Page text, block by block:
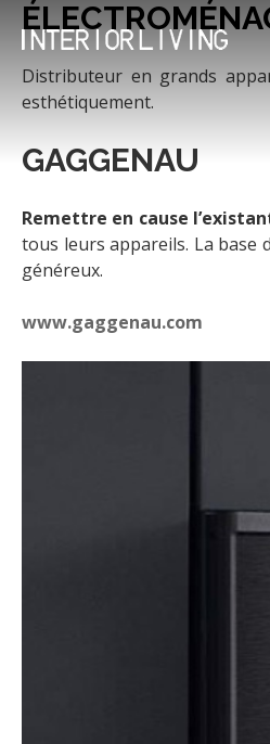
Passer
contenu
Distributeur en grands
esthétiquement.
GAGGENAU
Remettre en cause
tous leurs appareils. La base
généreux.
www.gaggenau.com
Une cuisine noir
Élégance
Cuisine
MATÉRIAUX &
PEINTURE LITTLE
PARQUET